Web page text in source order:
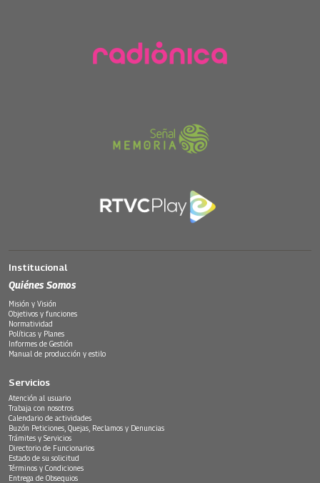
Institucional
Quiénes Somos
Misión y Visión
Objetivos y funciones
Normatividad
Políticas y Planes
Informes de Gestión
Manual de producción y estilo
Servicios
Atención al usuario
Trabaja con nosotros
Calendario de actividades
Buzón Peticiones, Quejas, Reclamos y Denuncias
Trámites y Servicios
Directorio de Funcionarios
Estado de su solicitud
Términos y Condiciones
Entrega de Obsequios